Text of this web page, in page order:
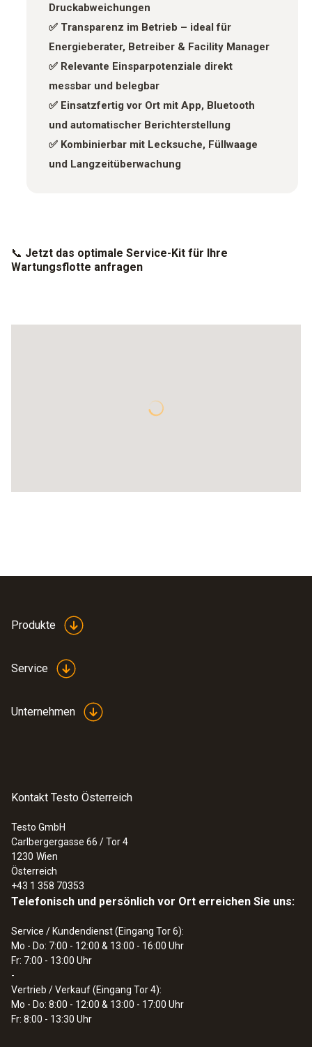
Druckabweichungen
✅ Transparenz im Betrieb – ideal für
Energieberater, Betreiber & Facility Manager
✅ Relevante Einsparpotenziale direkt
messbar und belegbar
✅ Einsatzfertig vor Ort mit App, Bluetooth
und automatischer Berichterstellung
✅ Kombinierbar mit Lecksuche, Füllwaage
und Langzeitüberwachung
📞 Jetzt das optimale Service-Kit für Ihre
Wartungsflotte anfragen
Produkte
Service
Unternehmen
Kontakt Testo Österreich
Testo GmbH
Carlbergergasse 66 / Tor 4
1230 Wien
Österreich
+43 1 358 70353
Telefonisch und persönlich vor Ort erreichen Sie uns:
Service / Kundendienst (Eingang Tor 6):
Mo - Do: 7:00 - 12:00 & 13:00 - 16:00 Uhr
Fr: 7:00 - 13:00 Uhr
-
Vertrieb / Verkauf (Eingang Tor 4):
Mo - Do: 8:00 - 12:00 & 13:00 - 17:00 Uhr
Fr: 8:00 - 13:30 Uhr